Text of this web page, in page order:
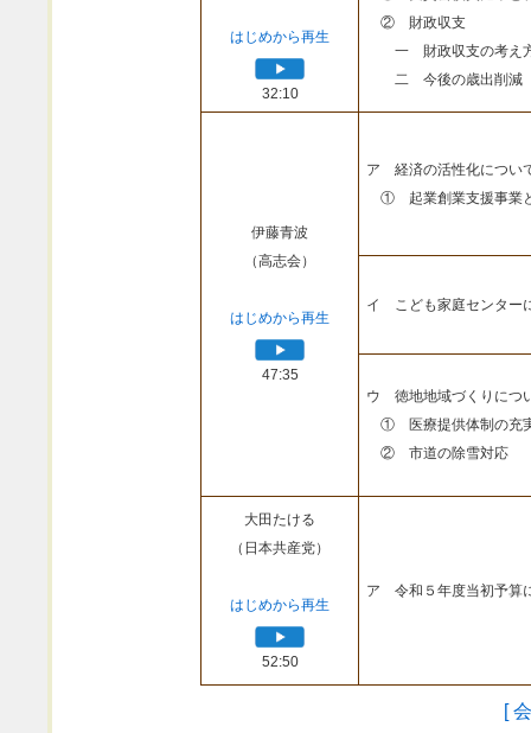
はじめから再生
32:10
② 財政収支
一 財政収支の考え
二 今後の歳出削減
伊藤青波
（高志会）
はじめから再生
47:35
ア 経済の活性化につい
① 起業創業支援事業
イ こども家庭センター
ウ 徳地地域づくりにつ
① 医療提供体制の充
② 市道の除雪対応
大田たける
（日本共産党）
はじめから再生
52:50
ア 令和５年度当初予算
[